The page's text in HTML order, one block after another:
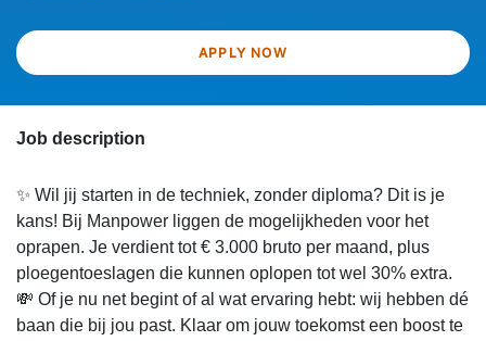
APPLY NOW
Job description
✨ Wil jij starten in de techniek, zonder diploma? Dit is je
kans! Bij Manpower liggen de mogelijkheden voor het
oprapen. Je verdient tot € 3.000 bruto per maand, plus
ploegentoeslagen die kunnen oplopen tot wel 30% extra.
💸 Of je nu net begint of al wat ervaring hebt: wij hebben dé
baan die bij jou past. Klaar om jouw toekomst een boost te